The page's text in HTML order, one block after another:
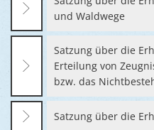
und Waldwege
Satzung über die
Erteilung von
bzw. das
Satzung über die